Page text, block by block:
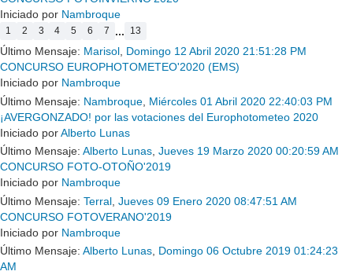
Iniciado por Nambroque
1 2 3 4 5 6 7 ... 13
Último Mensaje: Marisol Domingo 12 Abril 2020 21:51:28 PM
CONCURSO EUROPHOTOMETEO'2020 (EMS)
Iniciado por Nambroque
Último Mensaje: Nambroque Miércoles 01 Abril 2020 22:40:03 PM
¡AVERGONZADO! por las votaciones del Europhotometeo 2020
Iniciado porAlberto Lunas
Último Mensaje: Alberto Lunas Jueves 19 Marzo 2020 00:20:59 AM
CONCURSO FOTO-OTOÑO'2019
Iniciado por Nambroque
Último Mensaje: Terral Jueves 09 Enero 2020 08:47:51 AM
CONCURSO FOTOVERANO'2019
Iniciado por Nambroque
Último Mensaje: Alberto Lunas, Domingo 06 Octubre 2019 01:24:23
AM